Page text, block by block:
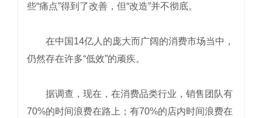
些“痛点”得到了改善，但“改造”并不彻底。
在中国14亿人的庞大而广阔的消费市场当中，
仍然存在许多“低效”的顽疾。
据调查，现在，在消费品类行业，销售团队有
70%的时间浪费在路上；有70%的店内时间浪费在